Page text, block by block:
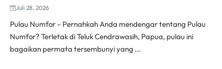
Juli 28, 2026
Pulau Numfor – Pernahkah Anda mendengar tentang Pulau
Numfor? Terletak di Teluk Cendrawasih, Papua, pulau ini
bagaikan permata tersembunyi yang ...